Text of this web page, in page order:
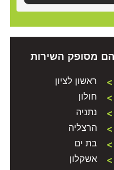
מסופק השירות
ראשון לציון
חולון
נתניה
הרצליה
בת ים
אשקלון